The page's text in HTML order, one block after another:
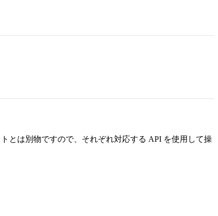
とは別物ですので、それぞれ対応する API を使用して操